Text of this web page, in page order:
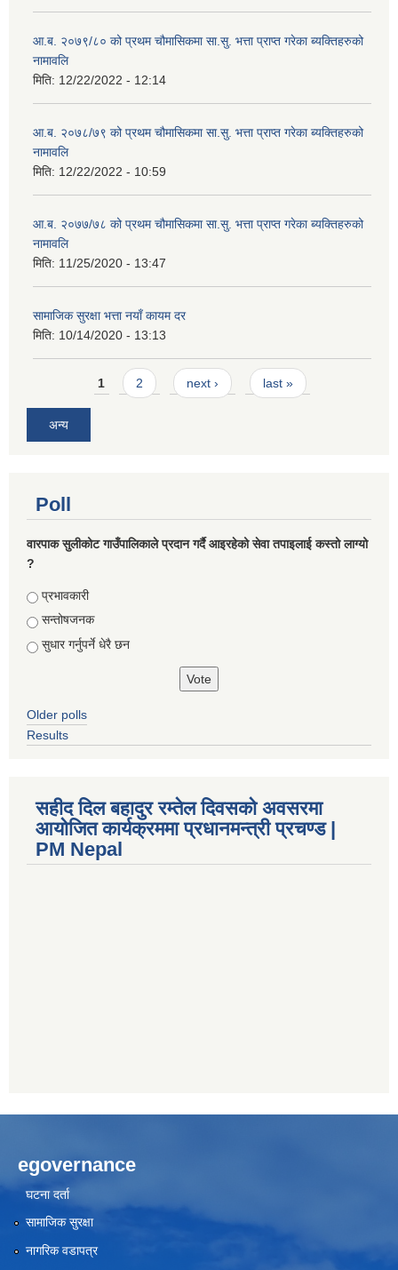
आ.ब. २०७९/८० को प्रथम चौमासिकमा सा.सु. भत्ता प्राप्त गरेका ब्यक्तिहरुको
नामावलि
मिति: 12/22/2022 - 12:14
आ.ब. २०७८/७९ को प्रथम चौमासिकमा सा.सु. भत्ता प्राप्त गरेका ब्यक्तिहरुको
नामावलि
मिति: 12/22/2022 - 10:59
आ.ब. २०७७/७८ को प्रथम चौमासिकमा सा.सु. भत्ता प्राप्त गरेका ब्यक्तिहरुको
नामावलि
मिति: 11/25/2020 - 13:47
सामाजिक सुरक्षा भत्ता नयाँ कायम दर
मिति: 10/14/2020 - 13:13
Pages1 2 next › last »
अन्य
Poll
वारपाक सुलीकोट गाउँपालिकाले प्रदान गर्दै आइरहेको सेवा तपाइलाई कस्तो लाग्यो
?
Choices
प्रभावकारी
सन्तोषजनक
सुधार गर्नुपर्ने धेरै छन
Older polls
Results
सहीद दिल बहादुर रम्तेल दिवसको अवसरमा
आयोजित कार्यक्रममा प्रधानमन्त्री प्रचण्ड |
PM Nepal
egovernance
घटना दर्ता
सामाजिक सुरक्षा
नागरिक वडापत्र